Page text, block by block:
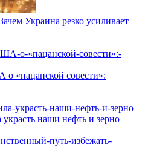
Украина резко усиливает
«пацанской совести»:
наши нефть и зерно